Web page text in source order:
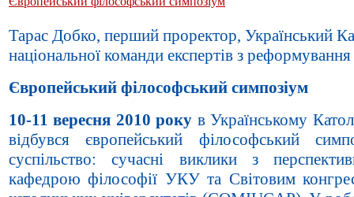
Тарас Добко, перший проректор, Український
національної команди експертів з
Європейський філософський симпозіум
10-11 вересня 2010 року в Українському
відбувся європейський філософський
суспільство: сучасні виклики з
кафедрою філософії УКУ та Світовим